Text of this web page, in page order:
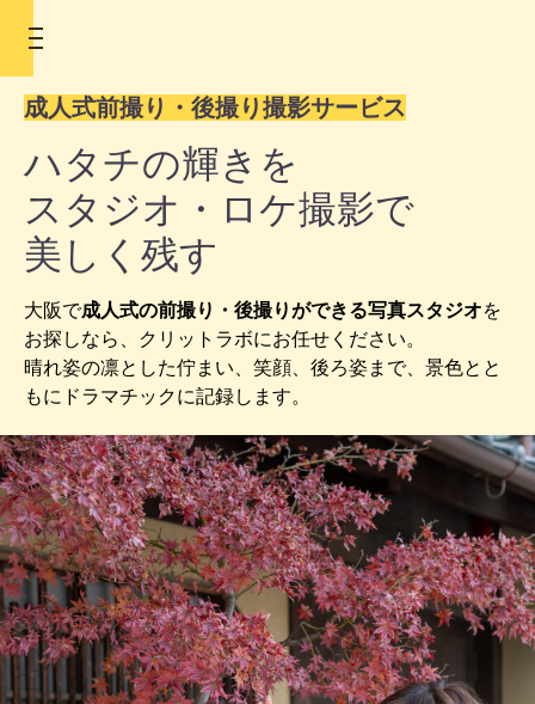
Home
Studio
スタジオ案内
Floor Mapフロアマップ
Equipment機材（無料）
Equipment機材（有料）
Equipment撮影小物（無
料）
Service
撮影サービス
YouTube撮影
ライブ配信機材
成人式前撮り・後撮り
Price
料金
Accessアクセス
成人式前撮り・後撮り撮影サービス
ハタチの輝きを
スタジオ・ロケ撮影で
美しく残す
大阪で成人式の前撮り・後撮りができる写真スタジオを
お探しなら、クリットラボにお任せください。
晴れ姿の凛とした佇まい、笑顔、後ろ姿まで、景色とと
もにドラマチックに記録します。